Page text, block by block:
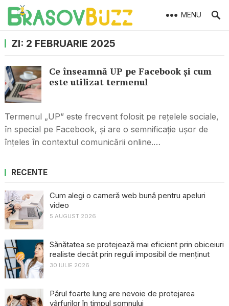
MENU
ZI: 2 FEBRUARIE 2025
Ce înseamnă UP pe Facebook și cum
este utilizat termenul
Termenul „UP” este frecvent folosit pe rețelele sociale,
în special pe Facebook, și are o semnificație ușor de
înțeles în contextul comunicării online.…
RECENTE
Cum alegi o cameră web bună pentru apeluri
video
5 AUGUST 2026
Sănătatea se protejează mai eficient prin obiceiuri
realiste decât prin reguli imposibil de menținut
30 IULIE 2026
Părul foarte lung are nevoie de protejarea
vârfurilor în timpul somnului